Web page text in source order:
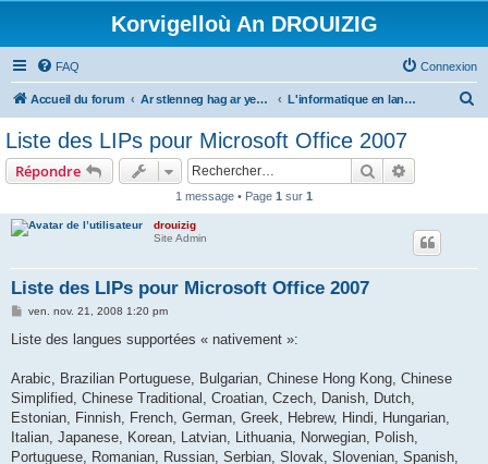
Korvigelloù An DROUIZIG
FAQ Connexion
Accueil du forum Ar stlenneg hag ar yezhoù bihan er bed a-bezh L'informatique en langues régionales et minoritaires
Liste des LIPs pour Microsoft Office 2007
Répondre Rechercher
1 message • Page 1 sur 1
drouizig
Site Admin
Liste des LIPs pour Microsoft Office 2007
M
s
g
ven. nov. 21, 2008 1:20 pm
Liste des langues supportées « nativement »:
Arabic, Brazilian Portuguese, Bulgarian, Chinese Hong Kong, Chinese
Simplified, Chinese Traditional, Croatian, Czech, Danish, Dutch,
Estonian, Finnish, French, German, Greek, Hebrew, Hindi, Hungarian,
Italian, Japanese, Korean, Latvian, Lithuania, Norwegian, Polish,
Portuguese, Romanian, Russian, Serbian, Slovak, Slovenian, Spanish,